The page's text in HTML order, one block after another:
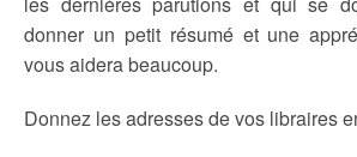
donner un petit résumé et une
vous aidera beaucoup.
Donnez les adresses de vos libraires